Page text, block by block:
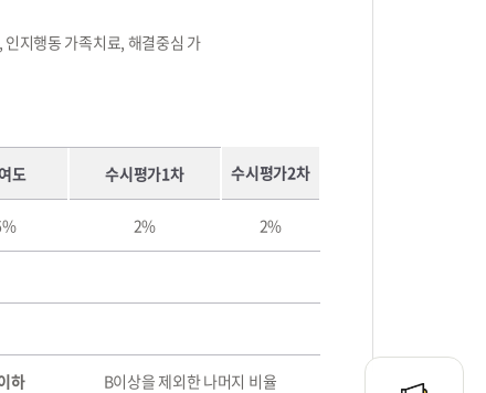
지행동 가족치료, 해결중심 가
도 수시평가1차 수시평가2차
2% 2%
하 B이상을 제외한 나머지 비율